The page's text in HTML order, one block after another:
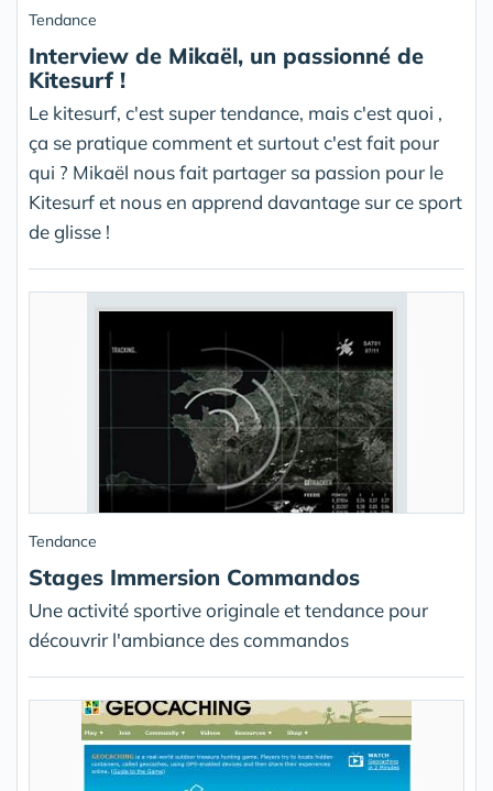
Tendance
Interview de Mikaël, un passionné de
Kitesurf !
Le kitesurf, c'est super tendance, mais c'est quoi ,
ça se pratique comment et surtout c'est fait pour
qui ? Mikaël nous fait partager sa passion pour le
Kitesurf et nous en apprend davantage sur ce sport
de glisse !
Tendance
Stages Immersion Commandos
Une activité sportive originale et tendance pour
découvrir l'ambiance des commandos